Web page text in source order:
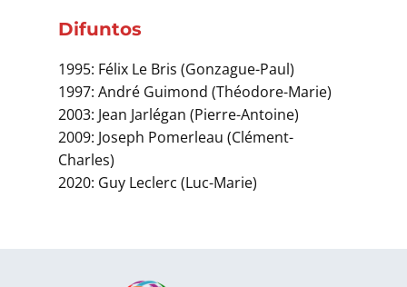
Difuntos
1995: Félix Le Bris (Gonzague-Paul)
1997: André Guimond (Théodore-Marie)
2003: Jean Jarlégan (Pierre-Antoine)
2009: Joseph Pomerleau (Clément-
Charles)
2020: Guy Leclerc (Luc-Marie)